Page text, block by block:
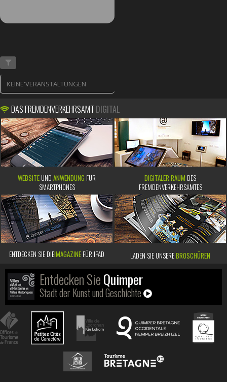
KEINE'VERANSTALTUNGEN
DAS FREMDENVERKEHRSAMT DIGITAL
WEBSITE UND ANWENDUNG FÜR
SMARTPHONES
DIGITALER RAUM DES
FREMDENVERKEHRSAMTES
ENTDECKEN SIE DIEIMAGAZINE FÜR IPAD LADEN SIE UNSEREBROSCHÜREN
Entdecken SieQuimper
Stadt der Kunst und Geschichte